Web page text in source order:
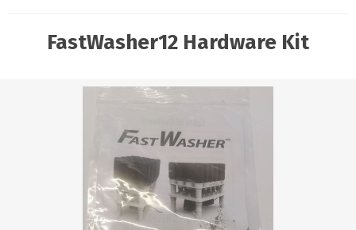
FastWasher12 Hardware Kit